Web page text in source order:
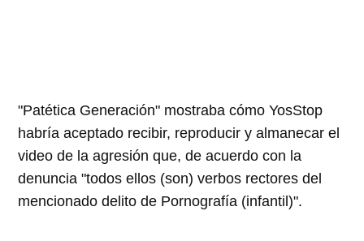
"Patética Generación" mostraba cómo YosStop
habría aceptado recibir, reproducir y almanecar el
video de la agresión que, de acuerdo con la
denuncia "todos ellos (son) verbos rectores del
mencionado delito de Pornografía (infantil)".